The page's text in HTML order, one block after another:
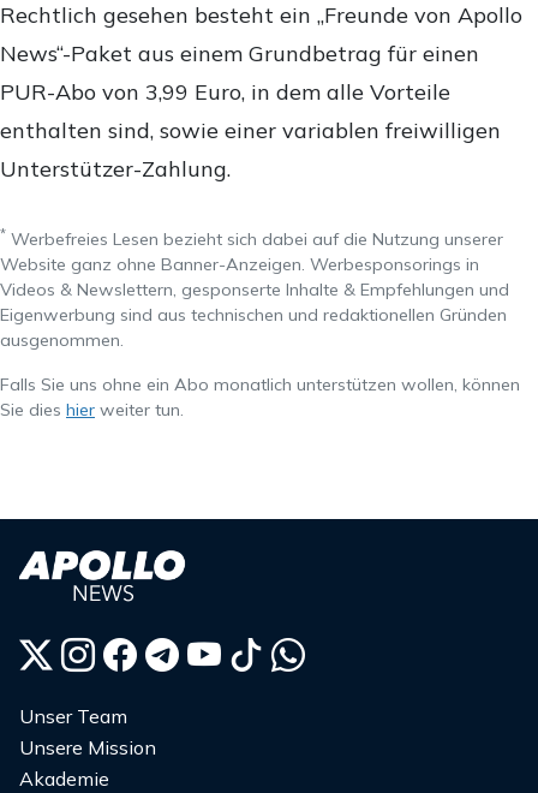
Rechtlich gesehen besteht ein „Freunde von Apollo
News“-Paket aus einem Grundbetrag für einen
PUR-Abo von 3,99 Euro, in dem alle Vorteile
enthalten sind, sowie einer variablen freiwilligen
Unterstützer-Zahlung.
* Werbefreies Lesen bezieht sich dabei auf die Nutzung unserer
Website ganz ohne Banner-Anzeigen. Werbesponsorings in
Videos & Newslettern, gesponserte Inhalte & Empfehlungen und
Eigenwerbung sind aus technischen und redaktionellen Gründen
ausgenommen.
Falls Sie uns ohne ein Abo monatlich unterstützen wollen, können
Sie dies hier weiter tun.
Unser Team
Unsere Mission
Akademie